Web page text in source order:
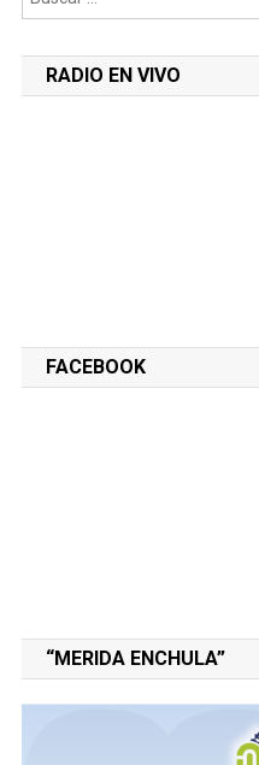
RADIO EN VIVO
FACEBOOK
“MERIDA ENCHULA”